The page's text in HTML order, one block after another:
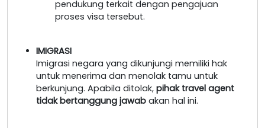
pendukung terkait dengan pengajuan
proses visa tersebut.
IMIGRASI
Imigrasi negara yang dikunjungi memiliki hak
untuk menerima dan menolak tamu untuk
berkunjung. Apabila ditolak, pihak travel agent
tidak bertanggung jawab akan hal ini.